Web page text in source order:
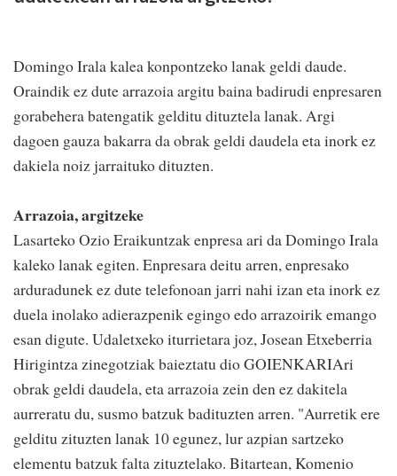
Domingo Irala kalea konpontzeko lanak geldi daude.
Oraindik ez dute arrazoia argitu baina badirudi enpresaren
gorabehera batengatik gelditu dituztela lanak. Argi
dagoen gauza bakarra da obrak geldi daudela eta inork ez
dakiela noiz jarraituko dituzten.
Arrazoia, argitzeke
Lasarteko Ozio Eraikuntzak enpresa ari da Domingo Irala
kaleko lanak egiten. Enpresara deitu arren, enpresako
arduradunek ez dute telefonoan jarri nahi izan eta inork ez
duela inolako adierazpenik egingo edo arrazoirik emango
esan digute. Udaletxeko iturrietara joz, Josean Etxeberria
Hirigintza zinegotziak baieztatu dio GOIENKARIAri
obrak geldi daudela, eta arrazoia zein den ez dakitela
aurreratu du, susmo batzuk badituzten arren. "Aurretik ere
gelditu zituzten lanak 10 egunez, lur azpian sartzeko
elementu batzuk falta zituztelako. Bitartean, Komenio